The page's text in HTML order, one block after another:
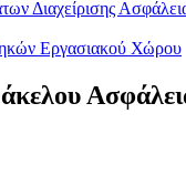
Διαχείρισης
Εργασιακού Χώρου